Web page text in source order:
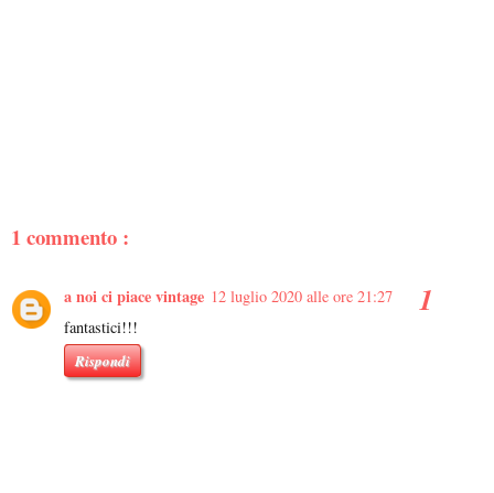
1 commento :
a noi ci piace vintage 12 luglio 2020 alle ore 21:27
fantastici!!!
Rispondi